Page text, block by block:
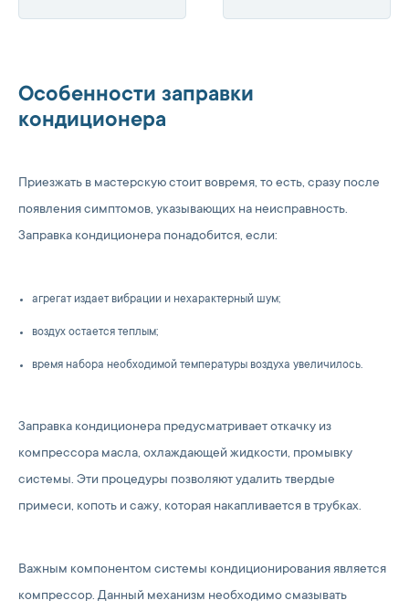
Особенности заправки
кондиционера
Приезжать в мастерскую стоит вовремя, то есть, сразу после
появления симптомов, указывающих на неисправность.
Заправка кондиционера понадобится, если:
агрегат издает вибрации и нехарактерный шум;
воздух остается теплым;
время набора необходимой температуры воздуха увеличилось.
Заправка кондиционера предусматривает откачку из
компрессора масла, охлаждающей жидкости, промывку
системы. Эти процедуры позволяют удалить твердые
примеси, копоть и сажу, которая накапливается в трубках.
Важным компонентом системы кондиционирования является
компрессор. Данный механизм необходимо смазывать